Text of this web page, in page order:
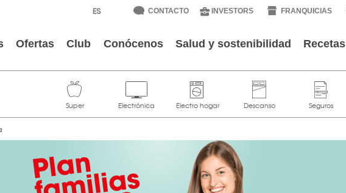
CONTACTO INVESTORS FRANQUICIAS
Ofertas Club Conócenos Salud y sostenibilidad Recetas